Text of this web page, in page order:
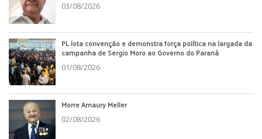
03/08/2026
PL lota convenção e demonstra força política na largada da
campanha de Sergio Moro ao Governo do Paraná
01/08/2026
Morre Amaury Meller
02/08/2026